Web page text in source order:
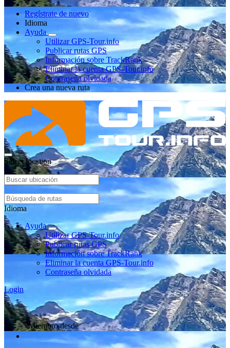
Regístrate de nuevo
Idioma
Ayuda
Utilizar GPS-Tour.info
Publicar rutas GPS
Información sobre TrackRank
Eliminar la cuenta GPS-Tour.info
Contraseña olvidada
Crea una nueva ruta
Select location
Idioma
Ayuda
Utilizar GPS-Tour.info
Publicar rutas GPS
Información sobre TrackRank
Eliminar la cuenta GPS-Tour.info
Contraseña olvidada
Login
Miembro desde